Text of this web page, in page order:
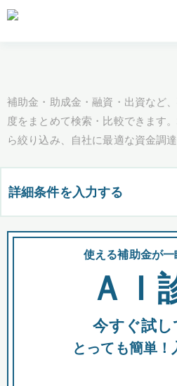
補助金・助成金・融資・出資など
度をまとめて検索・比較できます
ら絞り込み、自社に最適な資金調
詳細条件を入力する
都道府県
全国の検索結果を含めて
助成金 融資
使える補助金が
ＡＩ
今すぐ試し
とっても簡単！